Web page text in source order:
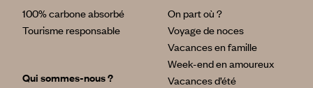
100% carbone absorbé
Tourisme responsable
Qui sommes-nous ?
On part où ?
Voyage de noces
Vacances en famille
Week-end en amoureux
Vacances d’été